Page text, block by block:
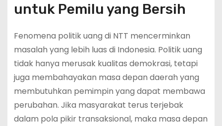
untuk Pemilu yang Bersih
Fenomena politik uang di NTT mencerminkan
masalah yang lebih luas di Indonesia. Politik uang
tidak hanya merusak kualitas demokrasi, tetapi
juga membahayakan masa depan daerah yang
membutuhkan pemimpin yang dapat membawa
perubahan. Jika masyarakat terus terjebak
dalam pola pikir transaksional, maka masa depan